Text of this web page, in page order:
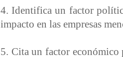
4. Identifica un factor
impacto en las empresas
5. Cita un factor económico